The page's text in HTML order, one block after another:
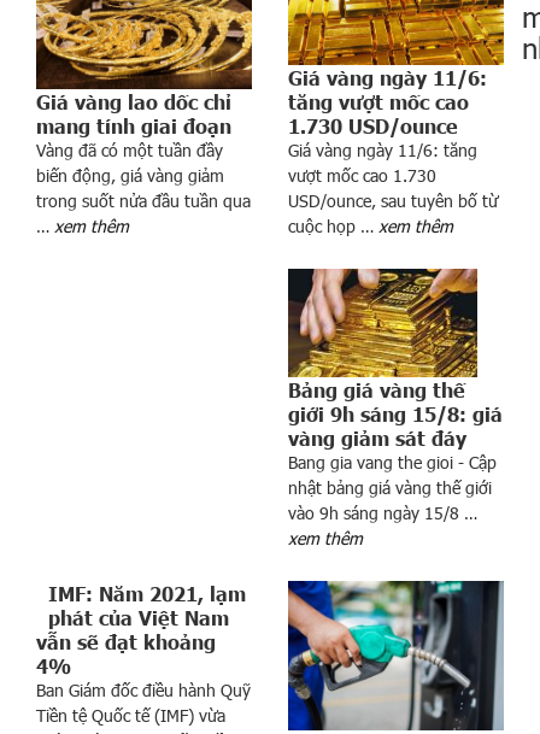
Giá vàng lao dốc chỉ
mang tính giai đoạn
Vàng đã có một tuần đầy
biến động, giá vàng giảm
trong suốt nửa đầu tuần qua
… xem thêm
Giá vàng ngày 11/6:
tăng vượt mốc cao
1.730 USD/ounce
Giá vàng ngày 11/6: tăng
vượt mốc cao 1.730
USD/ounce, sau tuyên bố từ
cuộc họp … xem thêm
Bảng giá vàng thế
giới 9h sáng 15/8: giá
vàng giảm sát đáy
Bang gia vang the gioi - Cập
nhật bảng giá vàng thế giới
vào 9h sáng ngày 15/8 …
xem thêm
IMF: Năm 2021, lạm
phát của Việt Nam
vẫn sẽ đạt khoảng
4%
Ban Giám đốc điều hành Quỹ
Tiền tệ Quốc tế (IMF) vừa